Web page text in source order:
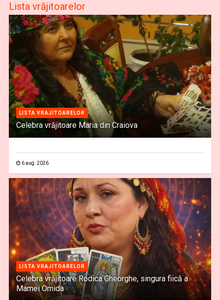
Lista vrăjitoarelor
LISTA VRAJITOARELOR
Celebra vrăjitoare Maria din Craiova
6 aug. 2026
LISTA VRAJITOARELOR
Celebra vrăjitoare Rodica Gheorghe, singura fiică a
Mamei Omida